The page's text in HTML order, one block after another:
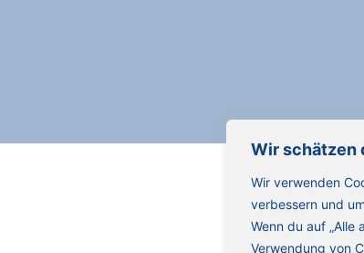
Wir schätzen
Wir verwenden
verbessern und
Wenn du auf „Alle
Verwendung von